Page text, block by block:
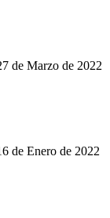
de Marzo de 2022
de Enero de 2022